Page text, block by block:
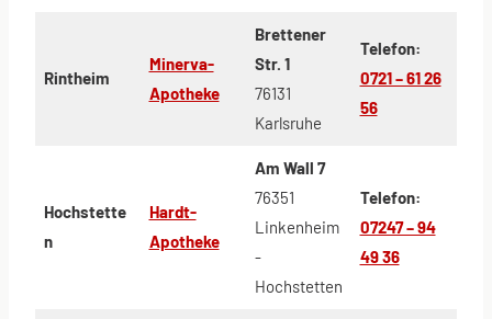
Rintheim
Minerva-
Apotheke
Brettener
Str. 1
76131
Karlsruhe
Telefon:
0721 – 61 26
56
Hochstette
n
Hardt-
Apotheke
Am Wall 7
76351
Linkenheim
-
Hochstetten
Telefon:
07247 – 94
49 36